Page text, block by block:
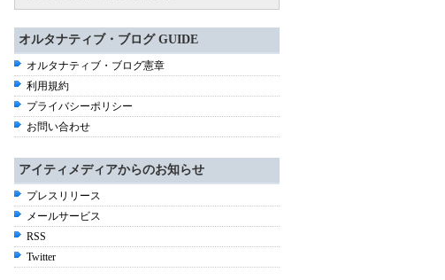
オルタナティブ・ブログ GUIDE
オルタナティブ・ブログ憲章
利用規約
プライバシーポリシー
お問い合わせ
アイティメディアからのお知らせ
プレスリリース
メールサービス
RSS
Twitter